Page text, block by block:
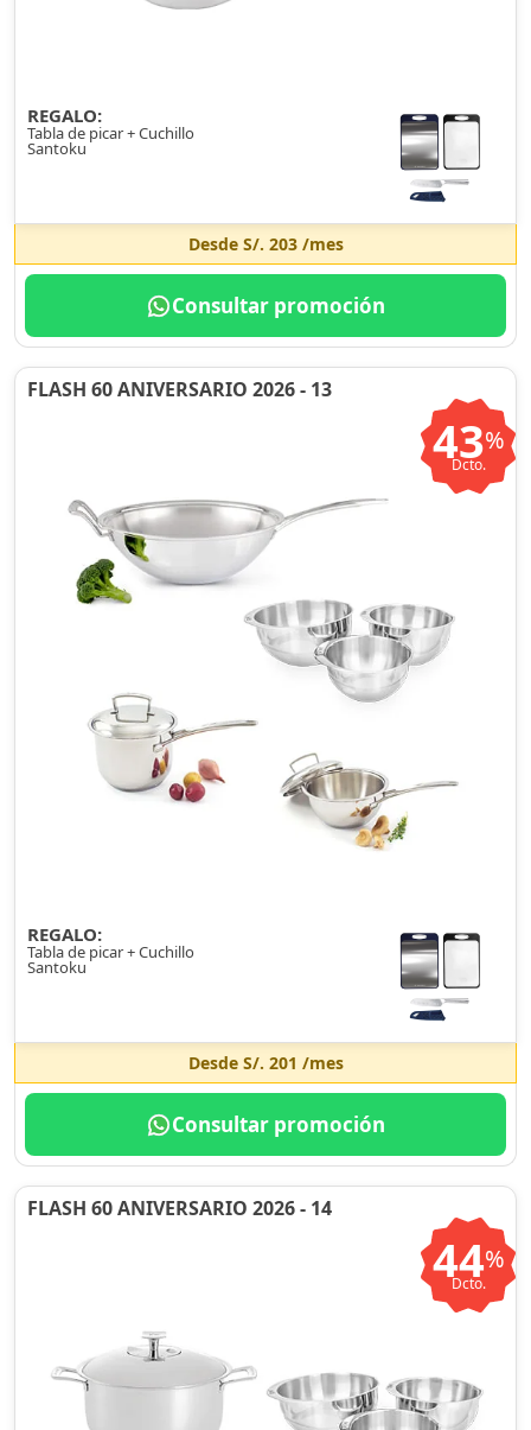
REGALO:
Tabla de picar + Cuchillo
Santoku
Desde S/. 203/mes
Consultar promoción
FLASH 60 ANIVERSARIO 2026 - 13
43%
Dcto.
REGALO:
Tabla de picar + Cuchillo
Santoku
Desde S/. 201 /mes
Consultar promoción
FLASH 60 ANIVERSARIO 2026 - 14
44%
Dcto.